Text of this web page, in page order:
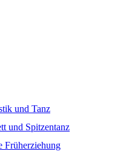
und Tanz
und Spitzentanz
Früherziehung